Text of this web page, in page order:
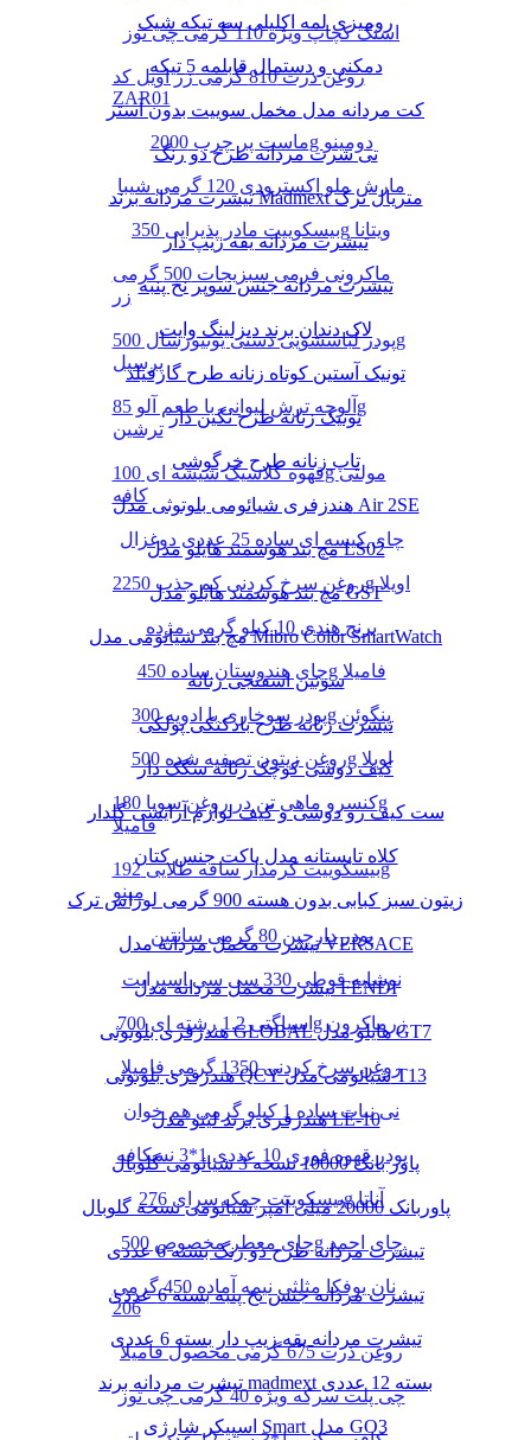
اسنک کچاپ ویژه 110 گرمی چی توز
روغن ذرت 810 گرمی زر اویل کد
ZAR01
ماست پر چرب 2000g دومینو
مارش ملو اکسترودی 120 گرمی شیبا
بیسکوییت مادر پذیرایی 350g ویتانا
ماکرونی فرمی سبزیجات 500 گرمی
زر
پودر لباسشویی دستی یونیورسال 500g
پرسیل
آلوچه ترش لیوانی با طعم آلو 85g
ترشین
قهوه کلاسیک شیشه ای 100g مولتی
کافه
چای کیسه ای ساده 25 عددی دوغزال
روغن سرخ کردنی کم جذب 2250g اویلا
برنج هندی 10 کیلو گرمی مژده
چای هندوستان ساده 450g فامیلا
پودر سوخاری با ادویه 300g پنگوئن
روغن زیتون تصفیه شده 500g اویلا
کنسرو ماهی تن در روغن سویا 180g
فامیلا
بیسکوییت کرمدار ساقه طلایی 192g
مینو
پودر دارچین 80 گرمی سانتین
نوشابه قوطی 330 سی سی اسپرایت
اسپاگتی 1.2 رشته ای 700g زرماکرون
روغن سرخ کردنی 1350 گرمی فامیلا
نی نبات ساده 1 کیلو گرمی هم خوان
پودر قهوه فوری 10 عددی 1*3 نسکافه
بیسکوییت چمک سرای 276g آناتا
چای معطر مخصوص 500g چای احمد
نان یوفکا مثلثی نیمه آماده 450 گرمی
206
روغن ذرت 675 گرمی محصول فامیلا
چی پلت سرکه ویژه 40 گرمی چی توز
رومیزی لمه اکلیلی سه تیکه شیک
دمکنی و دستمال قابلمه 5 تیکه
کت مردانه مدل مخمل سوییت بدون آستر
تی شرت مردانه طرح دو رنگ
تیشرت مردانه برند Madmext متریال ترک
تیشرت مردانه یقه زیپ دار
تیشرت مردانه جنس سوپر نخ پنبه
لاک دندان برند دیزلینگ وایت
تونیک آستین کوتاه زنانه طرح گارفیلد
تونیک زنانه طرح نگین دار
تاپ زنانه طرح خرگوشی
هندزفری شیائومی بلوتوثی مدل Air 2SE
مچ بند هوشمند هایلو مدل LS02
مچ بند هوشمند هایلو مدل GST
مچ بند شیائومی مدل Mibro Color SmartWatch
سوتین اسفنجی زنانه
تیشرت زنانه طرح بادکنکی پولکی
کیف دوشی کوچک زنانه سگک دار
ست کیف رو دوشی و کیف لوازم آرایشی گلدار
کلاه تابستانه مدل باکت جنس کتان
زیتون سبز کبابی بدون هسته 900 گرمی لوراس ترک
تیشرت مخمل مردانه مدل VERSACE
تیشرت مخمل مردانه مدل FENDI
هندزفری بلوتوثی GLOBAL هایلو مدل GT7
هندزفری بلوتوثی QCY شیائومی مدل T13
هندزفری برند لیتو مدل LE-10
پاور بانک 10000 نسخه 3 شیائومی گلوبال
پاوربانک 20000 میلی آمپر شیائومی نسخه گلوبال
تیشرت مردانه طرح دو رنگ بسته 6 عددی
تیشرت مردانه جنس نخ پنبه بسته 6 عددی
تیشرت مردانه یقه زیپ دار بسته 6 عددی
تیشرت مردانه برند madmext بسته 12 عددی
اسپیکر شارژی Smart مدل GO3